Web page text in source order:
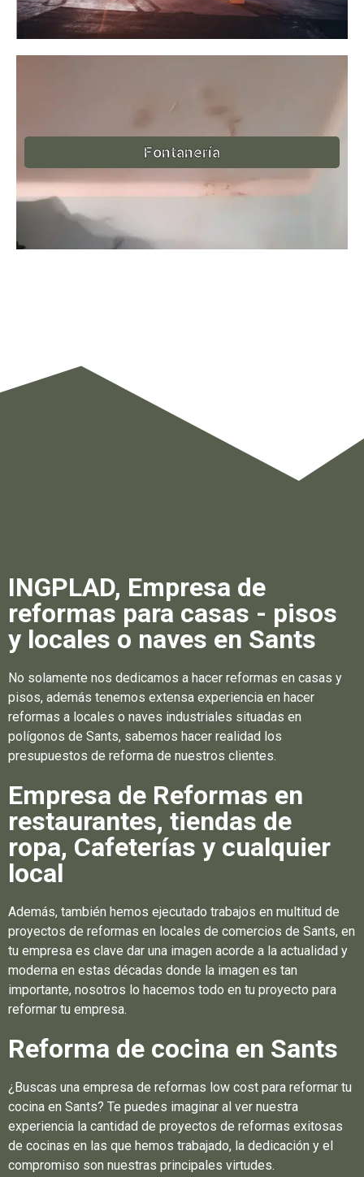
Fontanería
INGPLAD, Empresa de
reformas para casas - pisos
y locales o naves en Sants
No solamente nos dedicamos a hacer reformas en casas y
pisos, además tenemos extensa experiencia en hacer
reformas a locales o naves industriales situadas en
polígonos de Sants, sabemos hacer realidad los
presupuestos de reforma de nuestros clientes.
Empresa de Reformas en
restaurantes, tiendas de
ropa, Cafeterías y cualquier
local
Además, también hemos ejecutado trabajos en multitud de
proyectos de reformas en locales de comercios de Sants, en
tu empresa es clave dar una imagen acorde a la actualidad y
moderna en estas décadas donde la imagen es tan
importante, nosotros lo hacemos todo en tu proyecto para
reformar tu empresa.
Reforma de cocina en Sants
¿Buscas una empresa de reformas low cost para reformar tu
cocina en Sants? Te puedes imaginar al ver nuestra
experiencia la cantidad de proyectos de reformas exitosas
de cocinas en las que hemos trabajado, la dedicación y el
compromiso son nuestras principales virtudes.